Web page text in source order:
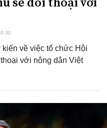
về việc tổ chức Hội
với nông dân Việt